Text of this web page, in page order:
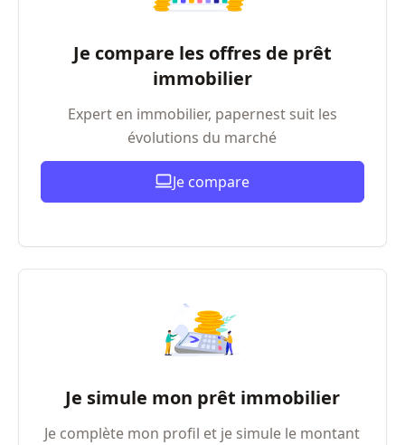
Je compare les offres de prêt
immobilier
Expert en immobilier, papernest suit les
évolutions du marché
Je compare
Je simule mon prêt immobilier
Je complète mon profil et je simule le montant